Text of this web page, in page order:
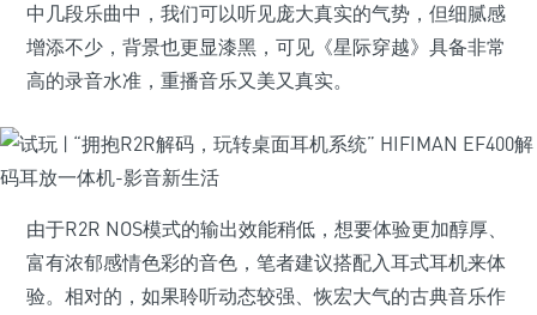
中几段乐曲中，我们可以听见庞大真实的气势，但细腻感
增添不少，背景也更显漆黑，可见《星际穿越》具备非常
高的录音水准，重播音乐又美又真实。
由于R2R NOS模式的输出效能稍低，想要体验更加醇厚、
富有浓郁感情色彩的音色，笔者建议搭配入耳式耳机来体
验。相对的，如果聆听动态较强、恢宏大气的古典音乐作